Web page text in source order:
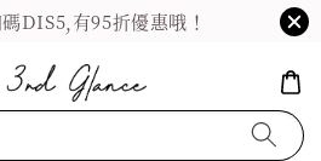
DIS5,有95折優惠哦！